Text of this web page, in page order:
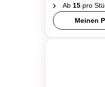
Ab 15 pro
Meinen